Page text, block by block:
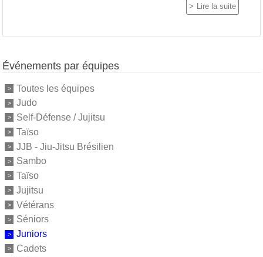
Lire la suite
Événements par équipes
Toutes les équipes
Judo
Self-Défense / Jujitsu
Taïso
JJB - Jiu-Jitsu Brésilien
Sambo
Taïso
Jujitsu
Vétérans
Séniors
Juniors
Cadets